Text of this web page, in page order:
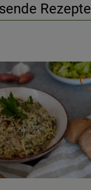
Rezepte